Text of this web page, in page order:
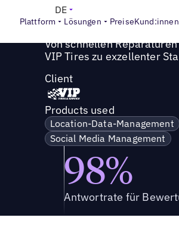
Plattform Lösungen PreiseKund:innen
DE
Success Story Von schnellen
Von schnellen
VIP Tires zu exzellenter
Client
Products used
Location-Data-Management
Social Media Management
98%
Antwortrate für